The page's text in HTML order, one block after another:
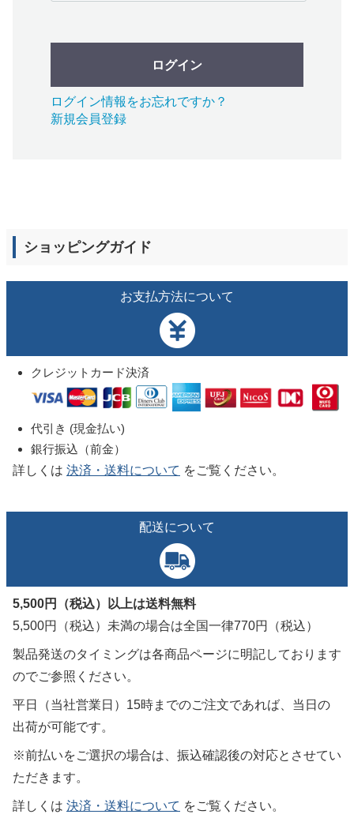
ログイン
ログイン情報をお忘れですか？
新規会員登録
ショッピングガイド
お支払方法について
クレジットカード決済
代引き (現金払い)
銀行振込（前金）
詳しくは 決済・送料について をご覧ください。
配送について
5,500円（税込）以上は送料無料
5,500円（税込）未満の場合は全国一律770円（税込）
製品発送のタイミングは各商品ページに明記しております
のでご参照ください。
平日（当社営業日）15時までのご注文であれば、当日の
出荷が可能です。
※前払いをご選択の場合は、振込確認後の対応とさせてい
ただきます。
詳しくは 決済・送料について をご覧ください。